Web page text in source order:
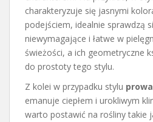
charakteryzuje się jasnymi
podejściem, idealnie sprawdzą
niewymagające i łatwe w
świeżości, a ich geometryczne
do prostoty tego stylu.
Z kolei w przypadku stylu
emanuje ciepłem i urokliwym
warto postawić na rośliny takie